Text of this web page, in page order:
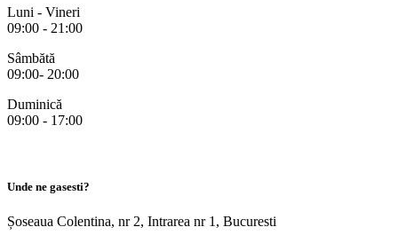
Luni - Vineri
09:00 - 21:00
Sâmbătă
09:00- 20:00
Duminică
09:00 - 17:00
Unde ne gasesti?
Șoseaua Colentina, nr 2, Intrarea nr 1, Bucuresti